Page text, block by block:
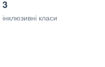
3
інклюзивні класи